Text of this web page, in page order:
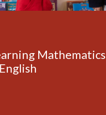
Mathematics